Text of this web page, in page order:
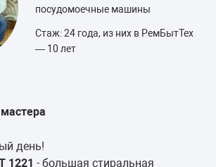
посудомоечные машины
Стаж: 24 года, из них в РемБытТех
— 10 лет
день!
1221 - большая стиральная